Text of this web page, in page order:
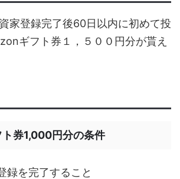
家登録完了後60日以内に初めて投
ギフト券１，５００円分が貰え
券1,000円分の条件
録を完了すること